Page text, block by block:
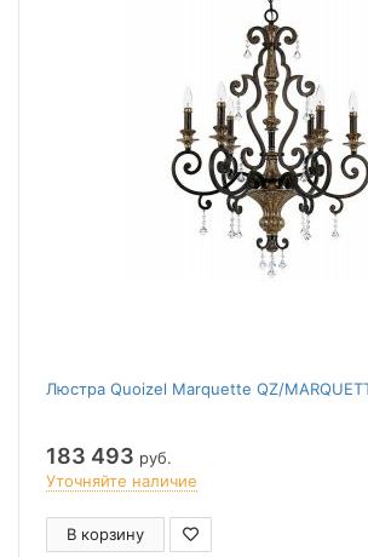
Люстра Quoizel Marquette QZ/
183 493 руб.
Уточняйте наличие
В корзину